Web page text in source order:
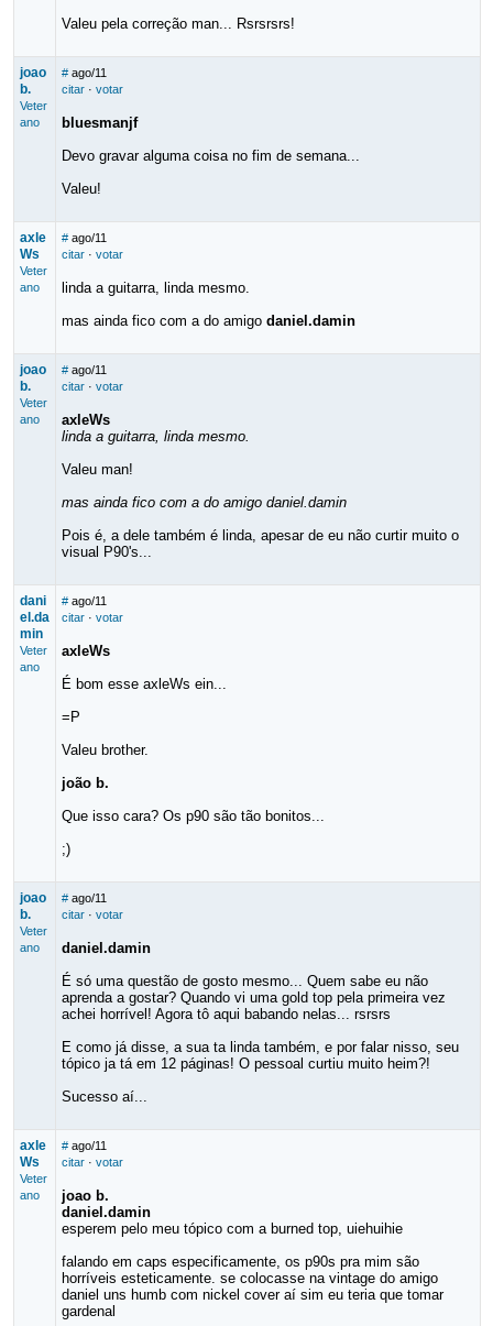
Valeu pela correção man... Rsrsrsrs!
joao
b.
Veter
ano
# ago/11
citar· votar
bluesmanjf
Devo gravar alguma coisa no fim de semana...
Valeu!
axle
Ws
Veter
ano
# ago/11
citar· votar
linda a guitarra, linda mesmo.
mas ainda fico com a do amigo daniel.damin
joao
b.
Veter
ano
# ago/11
citar· votar
axleWs
linda a guitarra, linda mesmo.
Valeu man!
mas ainda fico com a do amigo daniel.damin
Pois é, a dele também é linda, apesar de eu não curtir muito o
visual P90's...
dani
el.da
min
Veter
ano
# ago/11
citar· votar
axleWs
É bom esse axleWs ein...
=P
Valeu brother.
joão b.
Que isso cara? Os p90 são tão bonitos...
;)
joao
b.
Veter
ano
# ago/11
citar· votar
daniel.damin
É só uma questão de gosto mesmo... Quem sabe eu não
aprenda a gostar? Quando vi uma gold top pela primeira vez
achei horrível! Agora tô aqui babando nelas... rsrsrs
E como já disse, a sua ta linda também, e por falar nisso, seu
tópico ja tá em 12 páginas! O pessoal curtiu muito heim?!
Sucesso aí...
axle
Ws
Veter
ano
# ago/11
citar· votar
joao b.
daniel.damin
esperem pelo meu tópico com a burned top, uiehuihie
falando em caps especificamente, os p90s pra mim são
horríveis esteticamente. se colocasse na vintage do amigo
daniel uns humb com nickel cover aí sim eu teria que tomar
gardenal